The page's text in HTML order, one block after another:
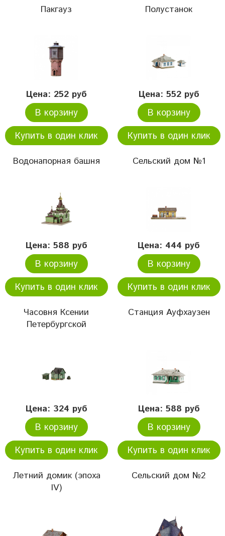
Пакгауз
Полустанок
Цена: 252 руб
В корзину
Купить в один клик
Водонапорная башня
Цена: 552 руб
В корзину
Купить в один клик
Сельский дом №1
Цена: 588 руб
В корзину
Купить в один клик
Часовня Ксении
Петербургской
Цена: 444 руб
В корзину
Купить в один клик
Станция Ауфхаузен
Цена: 324 руб
В корзину
Купить в один клик
Летний домик (эпоха
IV)
Цена: 588 руб
В корзину
Купить в один клик
Сельский дом №2